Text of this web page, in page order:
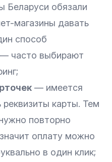
Беларуси обязали
магазины давать
способ
часто выбирают
— имеется
карты. Тем
повторно
оплату можно
в один клик;